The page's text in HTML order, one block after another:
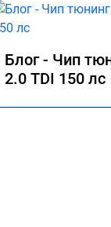
Блог - Чип
2.0 TDI 150 лс